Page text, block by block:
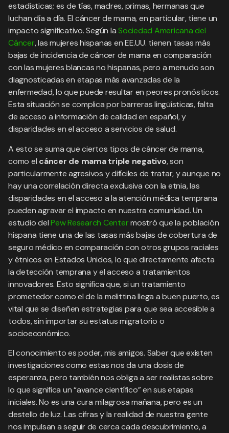
estadísticas; es de tías, madres, primas, hermanas que
luchan día a día. El cáncer de mama, en particular, tiene un
impacto significativo. Según laSociedad Americana del
Cáncer, las mujeres hispanas en EE.UU. tienen tasas más
bajas de incidencia de cáncer de mama en comparación
con las mujeres blancas no hispanas, pero a menudo son
diagnosticadas en etapas más avanzadas de la
enfermedad, lo que puede resultar en peores pronósticos.
Esta situación se complica por barreras lingüísticas, falta
de acceso a información de calidad en español, y
disparidades en el acceso a servicios de salud.
A esto se suma que ciertos tipos de cáncer de mama,
como el cáncer de mama triple negativo, son
particularmente agresivos y difíciles de tratar, y aunque no
hay una correlación directa exclusiva con la etnia, las
disparidades en el acceso a la atención médica temprana
pueden agravar el impacto en nuestra comunidad. Un
estudio delPew Research Centermostró que la población
hispana tiene una de las tasas más bajas de cobertura de
seguro médico en comparación con otros grupos raciales
y étnicos en Estados Unidos, lo que directamente afecta
la detección temprana y el acceso a tratamientos
innovadores. Esto significa que, si un tratamiento
prometedor como el de la melittina llega a buen puerto, es
vital que se diseñen estrategias para que sea accesible a
todos, sin importar su estatus migratorio o
socioeconómico.
El conocimiento es poder, mis amigos. Saber que existen
investigaciones como estas nos da una dosis de
esperanza, pero también nos obliga a ser realistas sobre
lo que significa un “avance científico” en sus etapas
iniciales. No es una cura milagrosa mañana, pero es un
destello de luz. Las cifras y la realidad de nuestra gente
nos impulsan a seguir de cerca cada descubrimiento, a